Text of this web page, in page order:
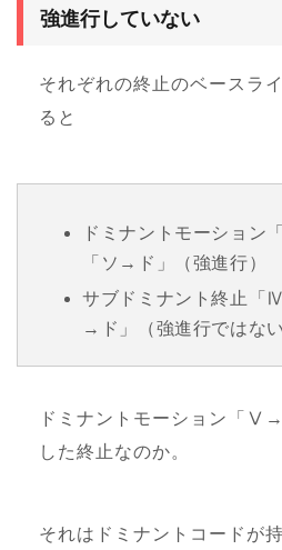
強進行していない
それぞれの終止のベースラ
ると
ドミナントモーショ
「ソ→ド」（強進行）
サブドミナント終止
→ド」（強進行ではない
ドミナントモーション「
した終止なのか。
それはドミナントコードが